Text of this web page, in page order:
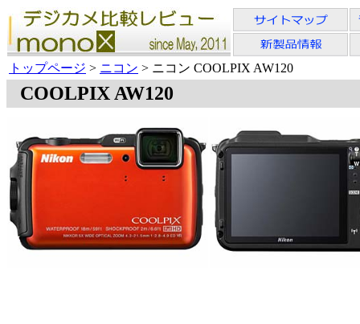
トップページ > ニコン > ニコン COOLPIX AW120
COOLPIX AW120